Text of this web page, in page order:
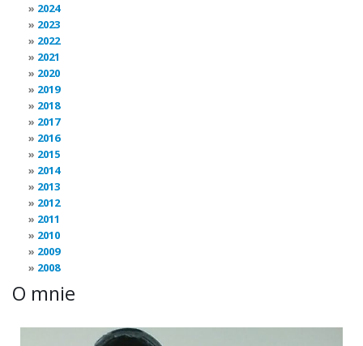
2024
2023
2022
2021
2020
2019
2018
2017
2016
2015
2014
2013
2012
2011
2010
2009
2008
O mnie